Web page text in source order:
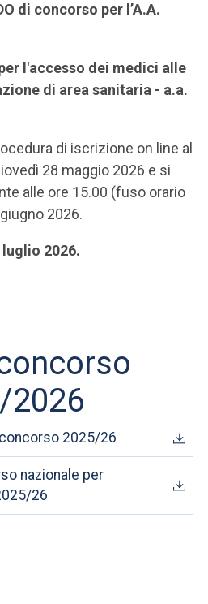
di concorso per l’A.A.
l'accesso dei medici alle
di area sanitaria - a.a.
di iscrizione on line al
28 maggio 2026 e si
alle ore 15.00 (fuso orario
2026.
2026.
2026
concorso 2025/26
nazionale per
26